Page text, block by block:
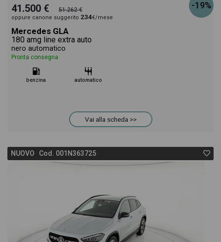
-19%
41.500 € 51.262 €
oppure canone suggerito 234€/mese
Mercedes GLA
180 amg line extra auto
nero automatico
Pronta consegna
benzina automatico
Vai alla scheda >>
NUOVO Cod. 001N363725